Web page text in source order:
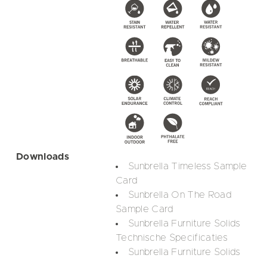
Downloads
Sunbrella Timeless Sample
Card
Sunbrella On The Road
Sample Card
Sunbrella Furniture Solids
Technische Specificaties
Sunbrella Furniture Solids